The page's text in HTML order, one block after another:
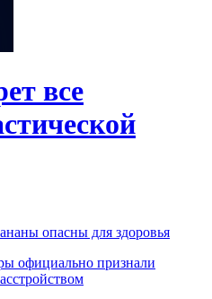
все
опасны для здоровья
официально признали